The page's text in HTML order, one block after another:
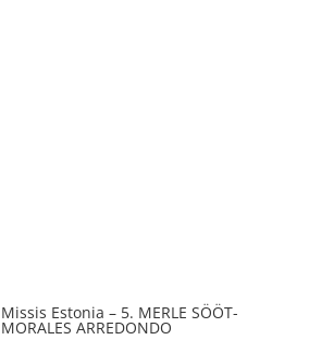
Missis Estonia – 5. MERLE SÖÖT-
MORALES ARREDONDO